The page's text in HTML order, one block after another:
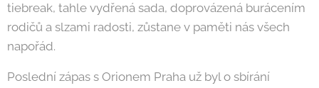
tiebreak, tahle vydřená sada, doprovázená burácením
rodičů a slzami radosti, zůstane v paměti nás všech
napořád.
Poslední zápas s Orionem Praha už byl o sbírání